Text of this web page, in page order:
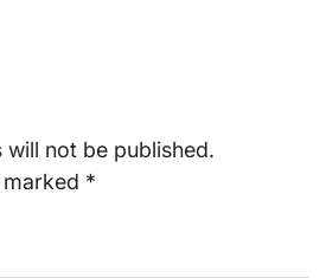
will not be published.
*